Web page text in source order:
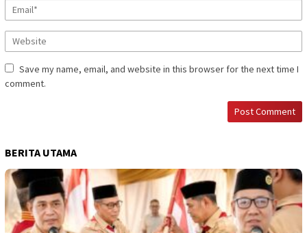
Save my name, email, and website in this browser for the next time I
comment.
BERITA UTAMA